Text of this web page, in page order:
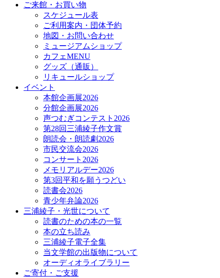
ご来館・お買い物
スケジュール表
ご利用案内・団体予約
地図・お問い合わせ
ミュージアムショップ
カフェMENU
グッズ（通販）
リキュールショップ
イベント
本館企画展2026
分館企画展2026
声つむぎコンテスト2026
第28回三浦綾子作文賞
朗読会・朗読劇2026
市民交流会2026
コンサート2026
メモリアルデー2026
第3回平和を願うつどい
読書会2026
青少年弁論2026
三浦綾子・光世について
読書のための本の一覧
本の立ち読み
三浦綾子電子全集
当文学館の出版物について
オーディオライブラリー
ご寄付・ご支援